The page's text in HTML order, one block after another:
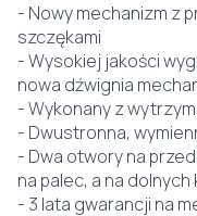
- Nowy mechanizm z
szczękami
- Wysokiej jakości
nowa dźwignia
- Wykonany z
- Dwustronna,
- Dwa otwory na
na palec, a na
- 3 lata gwarancji na